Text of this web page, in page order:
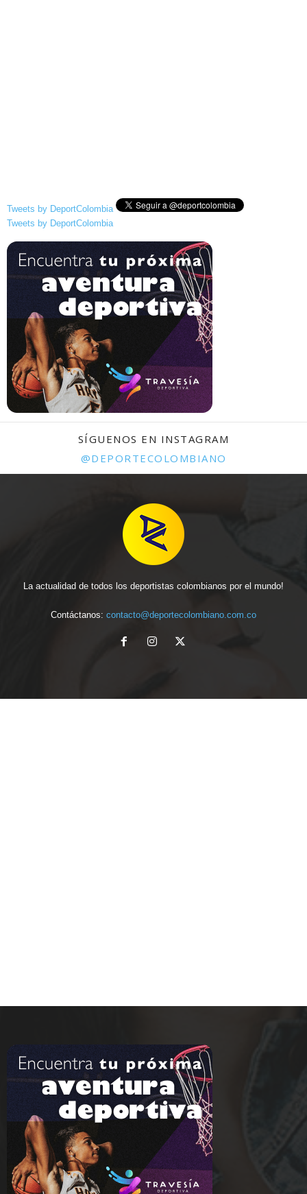
Tweets by DeportColombia
Tweets by DeportColombia
SÍGUENOS EN INSTAGRAM
@DEPORTECOLOMBIANO
La actualidad de todos los deportistas colombianos por el mundo!
Contáctanos: contacto@deportecolombiano.com.co